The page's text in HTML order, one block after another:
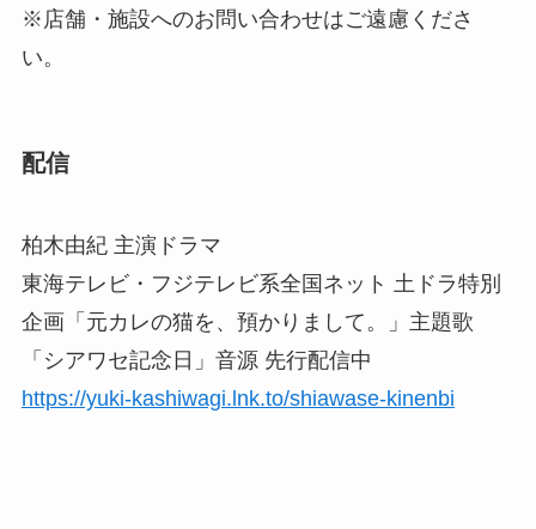
※店舗・施設へのお問い合わせはご遠慮くださ
い。
配信
柏木由紀 主演ドラマ
東海テレビ・フジテレビ系全国ネット 土ドラ特別
企画「元カレの猫を、預かりまして。」主題歌
「シアワセ記念日」音源 先行配信中
https://yuki-kashiwagi.lnk.to/shiawase-kinenbi